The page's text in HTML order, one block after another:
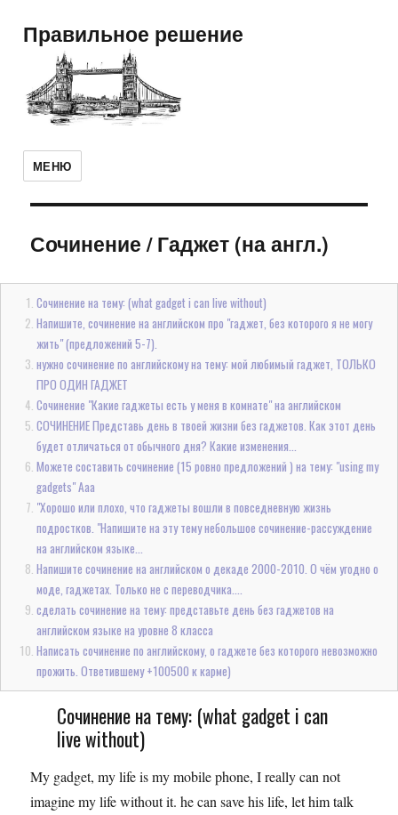
Правильное решение
МЕНЮ
Сочинение/Гаджет (на англ.)
Сочинение на тему: (what gadget i can live without)
Напишите, сочинение на английском про "гаджет, без которого я не могу
жить" (предложений 5-7).
нужно сочинение по английскому на тему: мой любимый гаджет, ТОЛЬКО
ПРО ОДИН ГАДЖЕТ
Сочинение "Какие гаджеты есть у меня в комнате" на английском
СОЧИНЕНИЕ Представь день в твоей жизни без гаджетов. Как этот день
будет отличаться от обычного дня? Какие изменения...
Можете составить сочинение (15 ровно предложений ) на тему: "using my
gadgets" Ааа
"Хорошо или плохо, что гаджеты вошли в повседневную жизнь
подростков. "Напишите на эту тему небольшое сочинение-рассуждение
на английском языке...
Напишите сочинение на английском о декаде 2000-2010. О чём угодно о
моде, гаджетах. Только не с переводчика....
сделать сочинение на тему: представьте день без гаджетов на
английском языке на уровне 8 класса
Написать сочинение по английскому, о гаджете без которого невозможно
прожить. Ответившему +100500 к карме)
Сочинение на тему: (what gadget i can
live without)
My gadget, my life is my mobile phone, I really can not
imagine my life without it. he can save his life, let him talk